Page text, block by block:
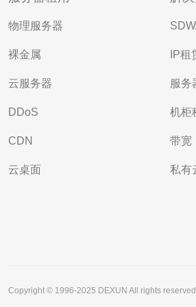
物理服务器
裸金属
云服务器
DDoS
CDN
云桌面
IP租
服务
机柜
带宽
私有
Copyright © 1996-2025 DEXUN All rights